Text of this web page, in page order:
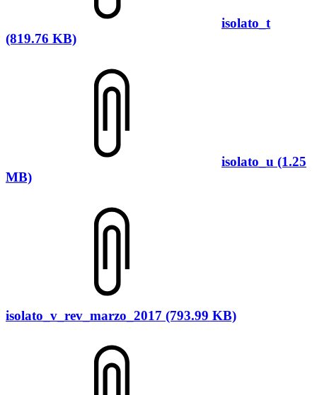
isolato_t
(819.76 KB)
isolato_u (1.25
MB)
isolato_v_rev_marzo_2017 (793.99 KB)